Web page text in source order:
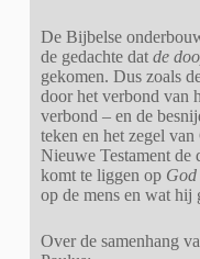
De Bijbelse
de gedachte dat de
gekomen. Dus zoals
door het verbond van
verbond – en de
teken en het zegel
Nieuwe Testament de
komt te liggen op God
op de mens en wat hij
Over de samenhang